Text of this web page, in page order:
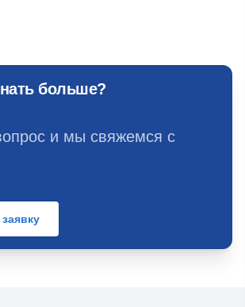
больше?
и мы свяжемся с